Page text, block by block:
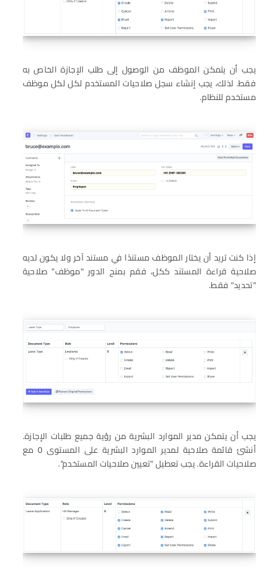
يجب أن يتمكن الموظف من الوصول إلى طلب الإجازة الخاص به
فقط. لذلك، يجب إنشاء سجل صلاحيات المستخدم لكل لكل موظف
مستخدم للنظام.
إذا كنت تريد أن يختار الموظف مستندًا في مستند آخر ولا يكون لديه
صلاحية قراءة المستند ككل، فقم بمنح الدور "موظف" صلاحية
"تحديد" فقط.
يجب أن يتمكن مدير الموارد البشرية من رؤية جميع طلبات الإجازة.
أنشئ قائمة صلاحية لمدير الموارد البشرية على المستوى 0 مع
صلاحيات القراءة. يجب تعطيل "تعيين صلاحيات المستخدم".